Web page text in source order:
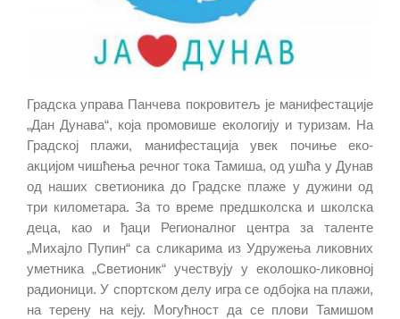
Градска управа Панчева покровитељ је манифестације
„Дан Дунава“, која промовише екологију и туризам. На
Градској плажи, манифестација увек почиње еко-
акцијом чишћења речног тока Тамиша, од ушћа у Дунав
од наших светионика до Градске плаже у дужини од
три километара. За то време предшколска и школска
деца, као и ђаци Регионалног центра за таленте
„Михајло Пупин“ са сликарима из Удружења ликовних
уметника „Светионик“ учествују у еколошко-ликовној
радионици. У спортском делу игра се одбојка на плажи,
на терену на кеју. Могућност да се плови Тамишом